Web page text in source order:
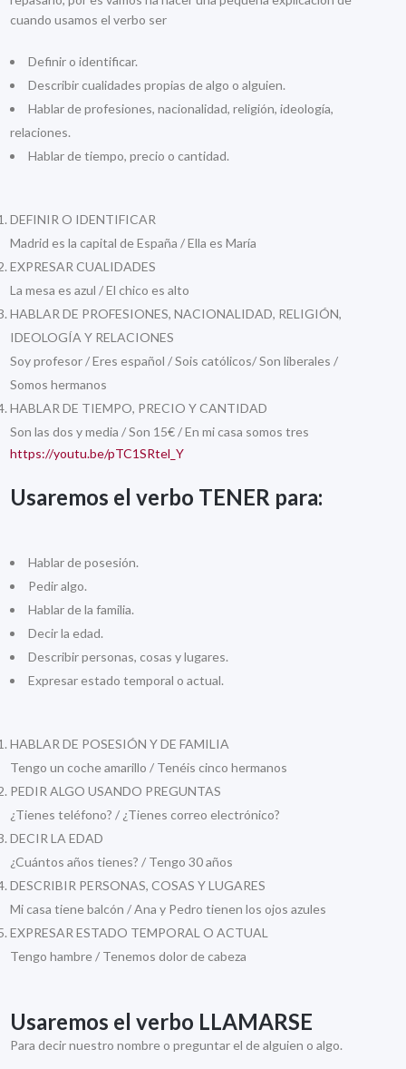
cuando usamos el verbo ser
Definir o identificar.
Describir cualidades propias de algo o alguien.
Hablar de profesiones, nacionalidad, religión, ideología,
relaciones.
Hablar de tiempo, precio o cantidad.
DEFINIR O IDENTIFICAR
Madrid es la capital de España / Ella es María
EXPRESAR CUALIDADES
La mesa es azul / El chico es alto
HABLAR DE PROFESIONES, NACIONALIDAD, RELIGIÓN,
IDEOLOGÍA Y RELACIONES
Soy profesor / Eres español / Sois católicos/ Son liberales /
Somos hermanos
HABLAR DE TIEMPO, PRECIO Y CANTIDAD
Son las dos y media / Son 15€ / En mi casa somos tres
https://youtu.be/pTC1SRtel_Y
Usaremos el verbo TENER para:
Hablar de posesión.
Pedir algo.
Hablar de la familia.
Decir la edad.
Describir personas, cosas y lugares.
Expresar estado temporal o actual.
HABLAR DE POSESIÓN Y DE FAMILIA
Tengo un coche amarillo / Tenéis cinco hermanos
PEDIR ALGO USANDO PREGUNTAS
¿Tienes teléfono? / ¿Tienes correo electrónico?
DECIR LA EDAD
¿Cuántos años tienes? / Tengo 30 años
DESCRIBIR PERSONAS, COSAS Y LUGARES
Mi casa tiene balcón / Ana y Pedro tienen los ojos azules
EXPRESAR ESTADO TEMPORAL O ACTUAL
Tengo hambre / Tenemos dolor de cabeza
Usaremos el verbo LLAMARSE
Para decir nuestro nombre o preguntar el de alguien o algo.